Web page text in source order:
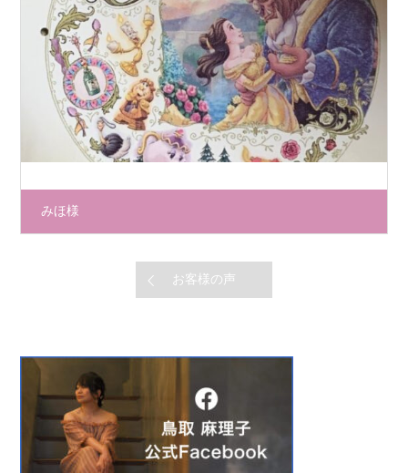
みほ様
お客様の声